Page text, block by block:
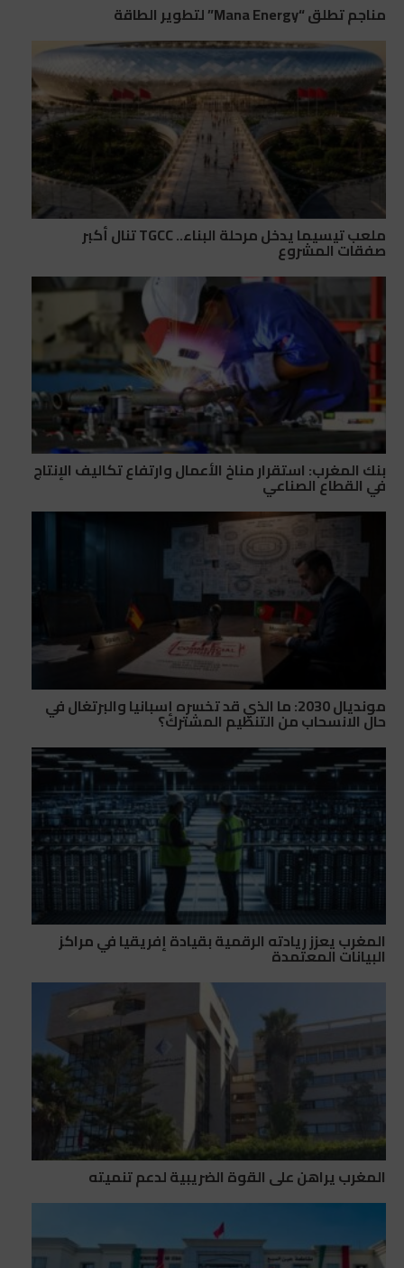
مناجم تطلق “Mana Energy” لتطوير الطاقة
ملعب تيسيما يدخل مرحلة البناء.. TGCC تنال أكبر
صفقات المشروع
بنك المغرب: استقرار مناخ الأعمال وارتفاع تكاليف الإنتاج
في القطاع الصناعي
مونديال 2030: ما الذي قد تخسره إسبانيا والبرتغال في
حال الانسحاب من التنظيم المشترك؟
المغرب يعزز ريادته الرقمية بقيادة إفريقيا في مراكز
البيانات المعتمدة
المغرب يراهن على القوة الضريبية لدعم تنميته